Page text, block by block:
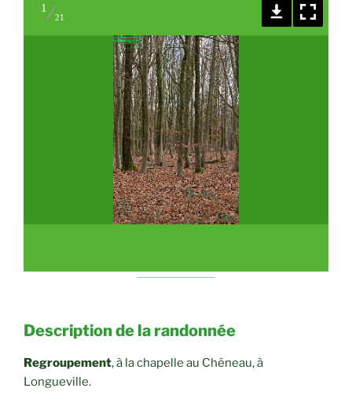
1
21
Description de la randonnée
Regroupement, à la chapelle au Chêneau, à
Longueville.